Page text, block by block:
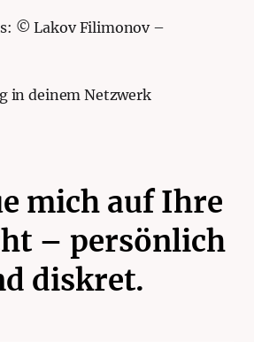
© Lakov Filimonov –
in deinem Netzwerk
mich auf Ihre
– persönlich
diskret.